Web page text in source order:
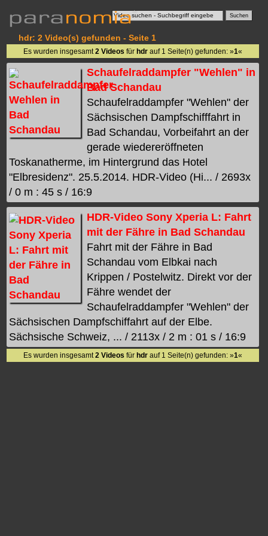
hdr: 2 Video(s) gefunden - Seite 1
Es wurden insgesamt 2 Videos für hdrauf 1 Seite(n) gefunden: »1«
Schaufelraddampfer "Wehlen" in
Bad Schandau
Schaufelraddampfer "Wehlen" der
Sächsischen Dampfschifffahrt in
Bad Schandau, Vorbeifahrt an der
gerade wiedereröffneten
Toskanatherme, im Hintergrund das Hotel
"Elbresidenz". 25.5.2014. HDR-Video (Hi... / 2693x
/ 0 m : 45 s / 16:9
HDR-Video Sony Xperia L: Fahrt
mit der Fähre in Bad Schandau
Fahrt mit der Fähre in Bad
Schandau vom Elbkai nach
Krippen / Postelwitz. Direkt vor der
Fähre wendet der
Schaufelraddampfer "Wehlen" der
Sächsischen Dampfschiffahrt auf der Elbe.
Sächsische Schweiz, ... / 2113x / 2 m : 01 s / 16:9
Es wurden insgesamt2 Videos für hdrauf 1 Seite(n) gefunden: »1«